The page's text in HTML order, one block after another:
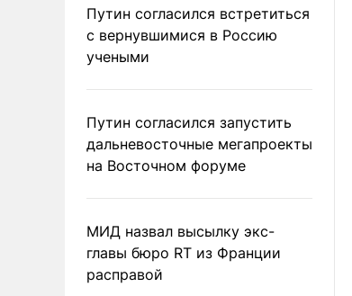
Путин согласился встретиться
с вернувшимися в Россию
учеными
Путин согласился запустить
дальневосточные мегапроекты
на Восточном форуме
МИД назвал высылку экс-
главы бюро RT из Франции
расправой